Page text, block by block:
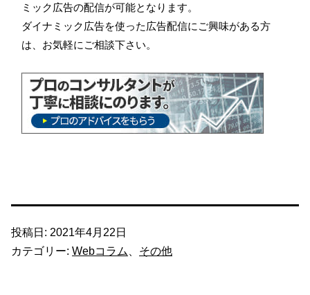
ミック広告の配信が可能となります。
ダイナミック広告を使った広告配信にご興味がある方
は、お気軽にご相談下さい。
投稿日: 2021年4月22日
カテゴリー: Webコラム その他